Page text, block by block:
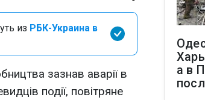
из РБК-Украина в
зазнав аварії в
події, повітряне
а в